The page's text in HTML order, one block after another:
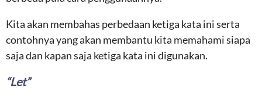
Kita akan membahas perbedaan ketiga kata ini serta
contohnya yang akan membantu kita memahami siapa
saja dan kapan saja ketiga kata ini digunakan.
“Let”